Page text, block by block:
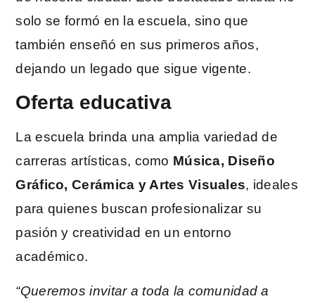
solo se formó en la escuela, sino que
también enseñó en sus primeros años,
dejando un legado que sigue vigente.
Oferta educativa
La escuela brinda una amplia variedad de
carreras artísticas, como Música, Diseño
Gráfico, Cerámica y Artes Visuales, ideales
para quienes buscan profesionalizar su
pasión y creatividad en un entorno
académico.
“Queremos invitar a toda la comunidad a